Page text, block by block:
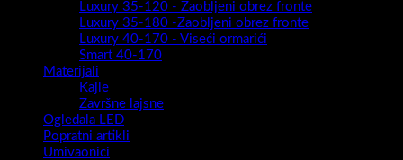
Luxury 35-120 - Zaobljeni obrez fronte
Luxury 35-180 -Zaobljeni obrez fronte
Luxury 40-170 - Viseći ormarići
Smart 40-170
Materijali
Kajle
Završne lajsne
Ogledala LED
Popratni artikli
Umivaonici